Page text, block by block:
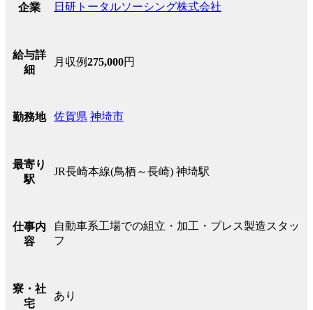
企業 日研トータルソーシング株式会社
給与詳
細
月収例275,000円
勤務地 佐賀県 神埼市
最寄り
駅
JR長崎本線(鳥栖～長崎) 神埼駅
仕事内
容
自動車系工場での組立・加工・プレス製造スタッ
フ
寮・社
宅
あり